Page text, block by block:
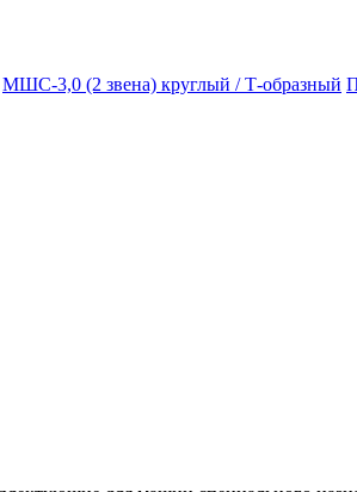
МШС-3,0 (2 звена) круглый / Т-образный